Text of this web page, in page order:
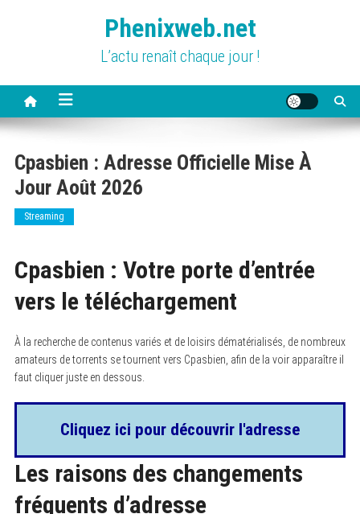
Phenixweb.net
L’actu renaît chaque jour !
Cpasbien : Adresse Officielle Mise À
Jour Août 2026
Streaming
Cpasbien : Votre porte d’entrée
vers le téléchargement
À la recherche de contenus variés et de loisirs dématérialisés, de nombreux
amateurs de torrents se tournent vers Cpasbien, afin de la voir apparaître il
faut cliquer juste en dessous.
Cliquez ici pour découvrir l'adresse
Les raisons des changements
fréquents d’adresse